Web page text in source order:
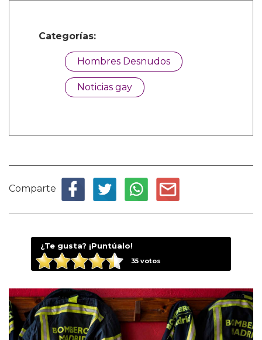
Categorías:
Hombres Desnudos
Noticias gay
Comparte
¿Te gusta? ¡Puntúalo!
35votos